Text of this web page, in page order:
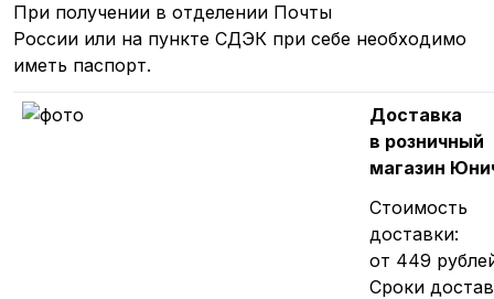
При получении в отделении Почты
России или на пункте СДЭК при себе необходимо
иметь паспорт.
Доставка
в розничный
магазин
Стоимость
доставки:
от 449
Сроки